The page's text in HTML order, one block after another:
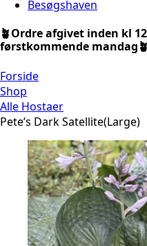
Besøgshaven
🪴Ordre afgivet inden kl
førstkommende mandag🪴
Forside
Shop
Alle Hostaer
Pete’s Dark Satellite(Large)